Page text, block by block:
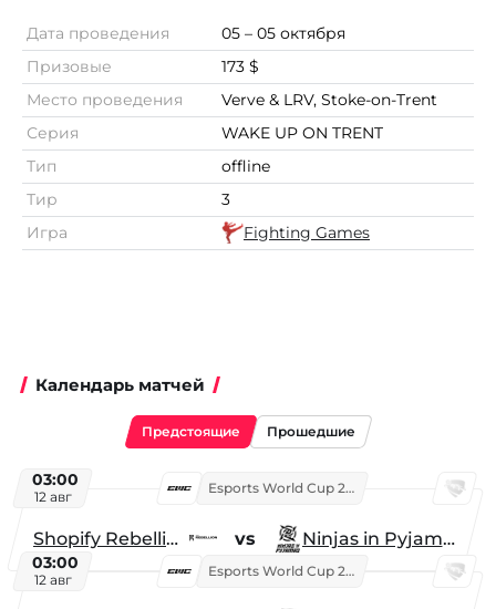
Дата проведения
05 – 05 октября
Призовые
173 $
Место проведения
Verve & LRV, Stoke-on-Trent
Серия
WAKE UP ON TRENT
Тип
offline
Тир
3
Игра
Fighting Games
Календарь матчей
Предстоящие Прошедшие
03:00
12 авг
Esports World Cup 2026
Shopify Rebellion vs Ninjas in Pyjamas
03:00
12 авг
Esports World Cup 2026